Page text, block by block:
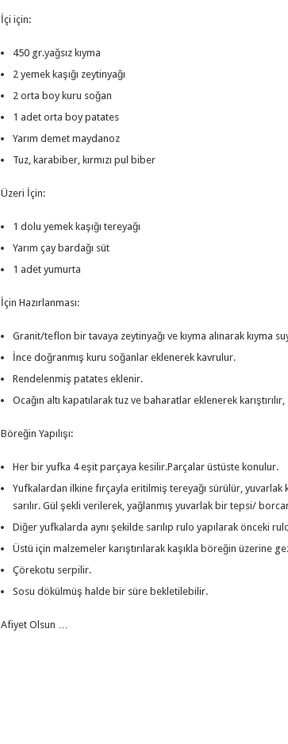
İçi için:
450 gr.yağsız kıyma
2 yemek kaşığı zeytinyağı
2 orta boy kuru soğan
1 adet orta boy patates
Yarım demet maydanoz
Tuz, karabiber, kırmızı pul biber
Üzeri İçin:
1 dolu yemek kaşığı tereyağı
Yarım çay bardağı süt
1 adet yumurta
İçin Hazırlanması:
Granit/teflon bir tavaya zeytinyağı ve kıyma alınarak kıyma
İnce doğranmış kuru soğanlar eklenerek kavrulur.
Rendelenmiş patates eklenir.
Ocağın altı kapatılarak tuz ve baharatlar eklenerek karıştırılır,
Böreğin Yapılışı:
Her bir yufka 4 eşit parçaya kesilir.Parçalar üstüste konulur.
Yufkalardan ilkine fırçayla eritilmiş tereyağı sürülür, yuvarlak
sarılır. Gül şekli verilerek, yağlanmış yuvarlak bir tepsi/
Diğer yufkalarda aynı şekilde sarılıp rulo yapılarak önceki
Üstü için malzemeler karıştırılarak kaşıkla böreğin üzerine
Çörekotu serpilir.
Sosu dökülmüş halde bir süre bekletilebilir.
Afiyet Olsun …